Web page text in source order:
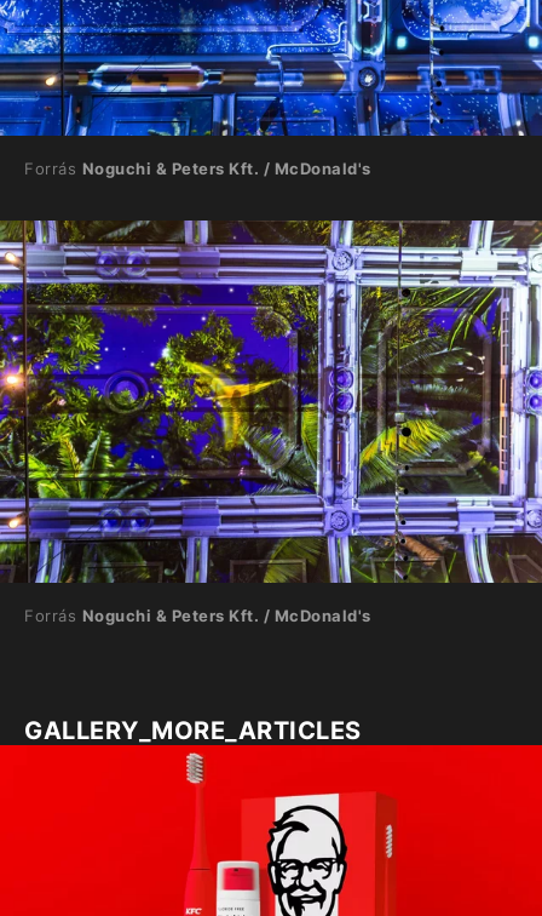
Forrás Noguchi & Peters Kft. / McDonald's
Forrás Noguchi & Peters Kft. / McDonald's
GALLERY_MORE_ARTICLES